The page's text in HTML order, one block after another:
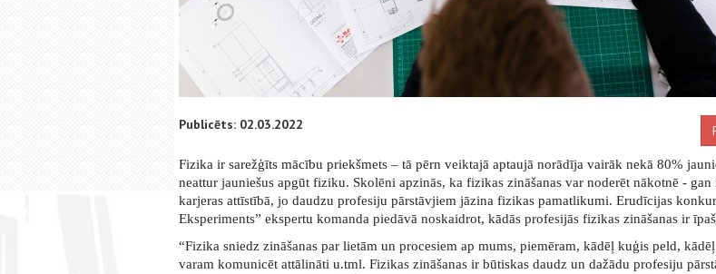
Publicēts: 02.03.2022
Fizika ir sarežģīts mācību priekšmets – tā pērn veiktajā aptaujā norādīja vairāk nekā 80%
neattur jauniešus apgūt fiziku. Skolēni apzinās, ka fizikas zināšanas var noderēt nākotnē - gan
karjeras attīstībā, jo daudzu profesiju pārstāvjiem jāzina fizikas pamatlikumi. Erudīcijas
Eksperiments” ekspertu komanda piedāvā noskaidrot, kādās profesijās fizikas zināšanas ir
“Fizika sniedz zināšanas par lietām un procesiem ap mums, piemēram, kādēļ kuģis peld,
varam komunicēt attālināti u.tml. Fizikas zināšanas ir būtiskas daudz un dažādu profesiju